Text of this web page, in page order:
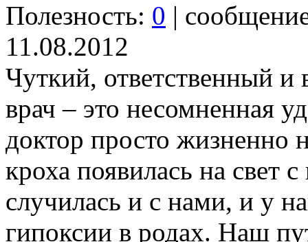
Полезность: 0 |
11.08.2012
Чуткий, ответственный
врач – это несомненная
доктор просто жизненно
кроха появилась на свет
случилась и с нами, и у
гипоксии в родах. Наш